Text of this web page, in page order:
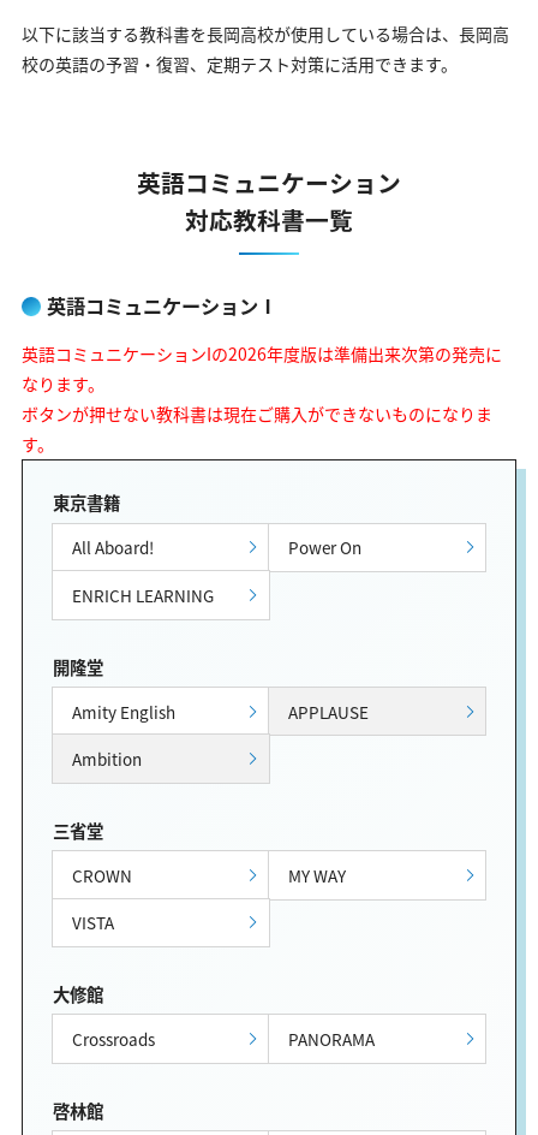
以下に該当する教科書を長岡高校が使用している場合は、 長岡高
校の英語の予習・復習、定期テスト対策に活用できます。
英語コミュニケーション
対応教科書一覧
英語コミュニケーションⅠ
英語コミュニケーションIの2026年度版は準備出来次第の発売に
なります。
ボタンが押せない教科書は現在ご購入ができないものになりま
す。
東京書籍
All Aboard!
Power On
ENRICH LEARNING
開隆堂
Amity English
APPLAUSE
Ambition
三省堂
CROWN
MY WAY
VISTA
大修館
Crossroads PANORAMA
啓林館